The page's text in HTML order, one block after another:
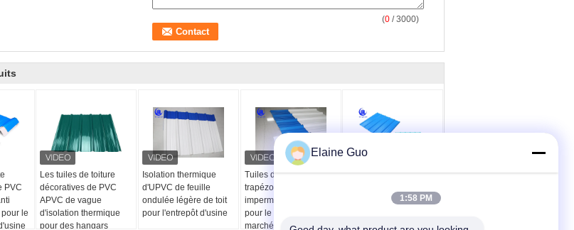
(0 / 3000)
PVC
le
Les tuiles de toiture
décoratives de PVC
APVC de vague
d'isolation thermique
pour des hangars
Isolation thermique
d'UPVC de feuille
ondulée légère de toit
pour l'entrepôt d'usine
Tuiles de toit
trapézoïdales
imperméables d'UPVC
pour le balcon du
marché favorable à
Tuiles de toit enduites
d'UPVC pour des
Elaine Guo
1:58 PM